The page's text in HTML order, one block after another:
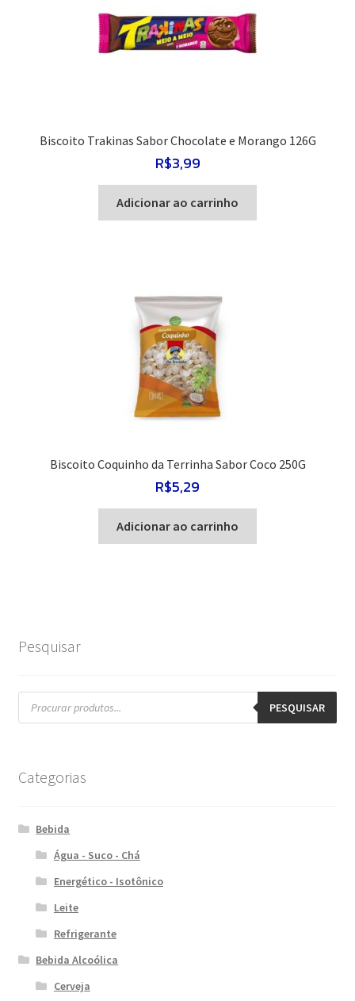
Biscoito Trakinas Sabor Chocolate e Morango 126G
R$3,99
Adicionar ao carrinho
Biscoito Coquinho da Terrinha Sabor Coco 250G
R$5,29
Adicionar ao carrinho
Pesquisar
Pesquisar
produtos PESQUISAR
Categorias
Bebida
Água - Suco - Chá
Energético - Isotônico
Leite
Refrigerante
Bebida Alcoólica
Cerveja